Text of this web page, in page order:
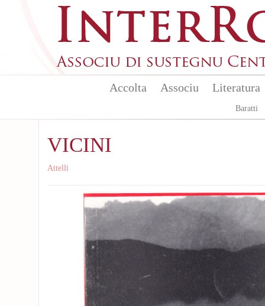
Accolta Associu Literatura
Baratti
VICINI
Attelli